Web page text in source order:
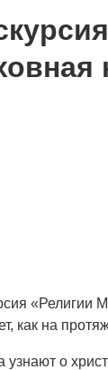
«Религии
как на
узнают о